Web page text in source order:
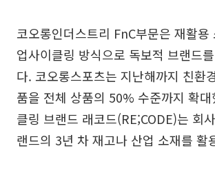
코오롱인더스트리 FnC부문은 재활용
업사이클링 방식으로 독보적 브랜드
다. 코오롱스포츠는 지난해까지 친환
품을 전체 상품의 50% 수준까지 확
클링 브랜드 래코드(RE;CODE)는 회
랜드의 3년 차 재고나 산업 소재를 활